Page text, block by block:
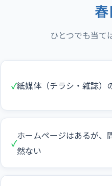
ひとつでも当て
✓紙媒体（チラシ・雑誌）
✓
ホームページはあるが、
然ない